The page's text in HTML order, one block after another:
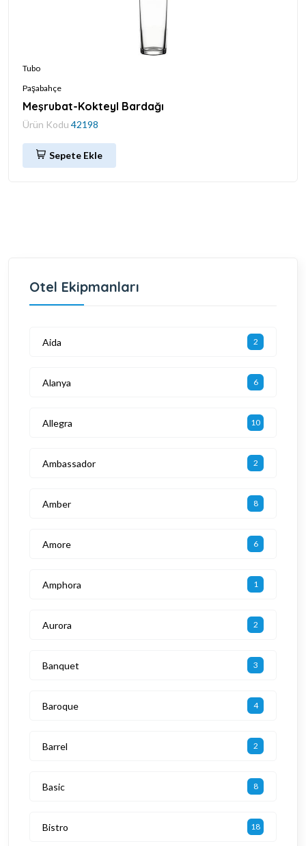
Tubo
Paşabahçe
Meşrubat-Kokteyl Bardağı
Ürün Kodu 42198
Sepete Ekle
Otel Ekipmanları
Aida 2
Alanya 6
Allegra 10
Ambassador 2
Amber 8
Amore 6
Amphora 1
Aurora 2
Banquet 3
Baroque 4
Barrel 2
Basic 8
Bistro 18